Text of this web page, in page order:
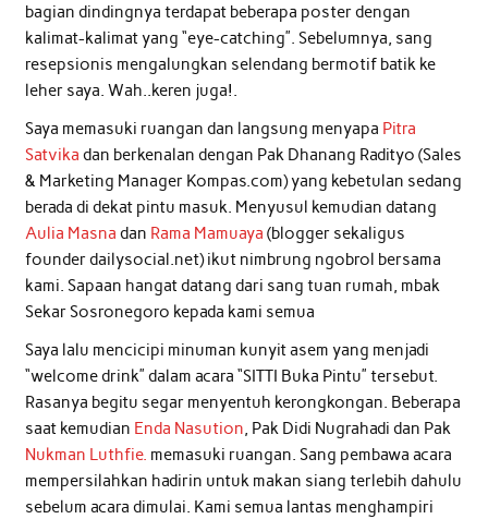
bagian dindingnya terdapat beberapa poster dengan
kalimat-kalimat yang “eye-catching”. Sebelumnya, sang
resepsionis mengalungkan selendang bermotif batik ke
leher saya. Wah..keren juga!.
Saya memasuki ruangan dan langsung menyapa Pitra
Satvika dan berkenalan dengan Pak Dhanang Radityo (Sales
& Marketing Manager Kompas.com) yang kebetulan sedang
berada di dekat pintu masuk. Menyusul kemudian datang
Aulia Masna dan Rama Mamuaya (blogger sekaligus
founder dailysocial.net) ikut nimbrung ngobrol bersama
kami. Sapaan hangat datang dari sang tuan rumah, mbak
Sekar Sosronegoro kepada kami semua
Saya lalu mencicipi minuman kunyit asem yang menjadi
“welcome drink” dalam acara “SITTI Buka Pintu” tersebut.
Rasanya begitu segar menyentuh kerongkongan. Beberapa
saat kemudian Enda Nasution, Pak Didi Nugrahadi dan Pak
Nukman Luthfie. memasuki ruangan. Sang pembawa acara
mempersilahkan hadirin untuk makan siang terlebih dahulu
sebelum acara dimulai. Kami semua lantas menghampiri